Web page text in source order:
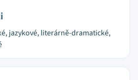
jazykové, literárně-dramatické,